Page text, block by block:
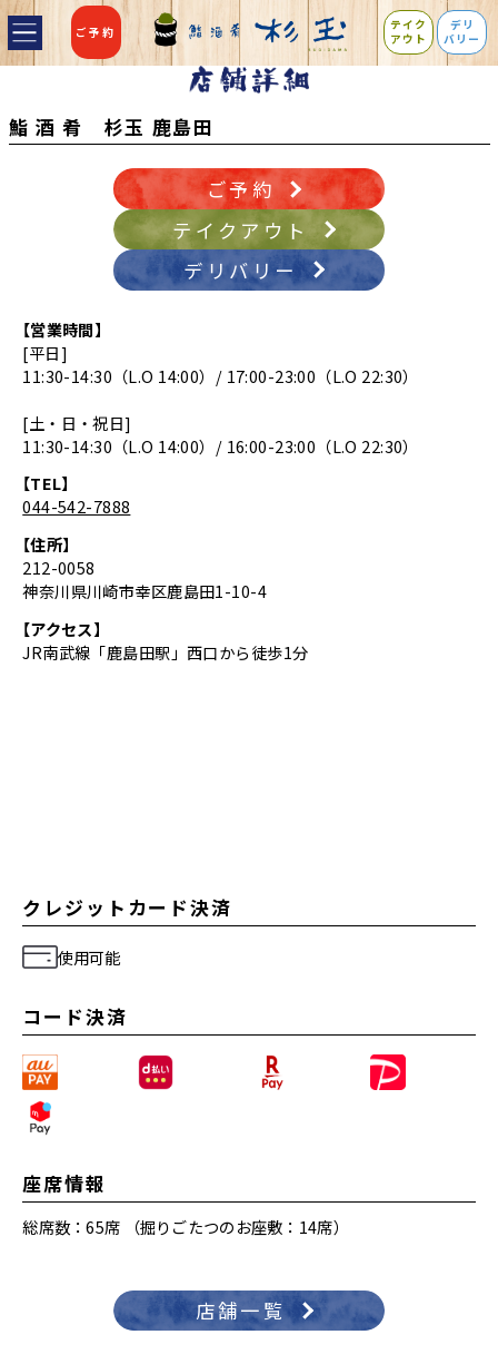
ご予約
テイク
アウト
デリ
バリー
鮨 酒 肴 杉玉 鹿島田
ご予約
テイクアウト
デリバリー
【営業時間】
[平日]
11:30-14:30（L.O 14:00）/ 17:00-23:00（L.O 22:30）
[土・日・祝日]
11:30-14:30（L.O 14:00）/ 16:00-23:00（L.O 22:30）
【TEL】
044-542-7888
【住所】
212-0058
神奈川県川崎市幸区鹿島田1-10-4
【アクセス】
JR南武線「鹿島田駅」西口から徒歩1分
クレジットカード決済
使用可能
コード決済
座席情報
総席数：65席 （掘りごたつのお座敷：14席）
店舗一覧